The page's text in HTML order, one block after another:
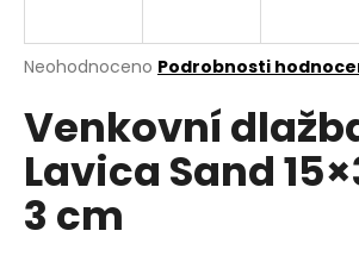
Průměrné
produktu
je
0,0
5
hvězdiček.
Neohodnoceno Podrobnosti
Venkovní
Lavica Sand
3 cm
j
t
?